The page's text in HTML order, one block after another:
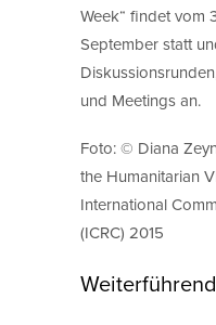
Week“ findet vom
September statt
und Meetings an.
Foto: © Diana
the Humanitarian
International
(ICRC) 2015